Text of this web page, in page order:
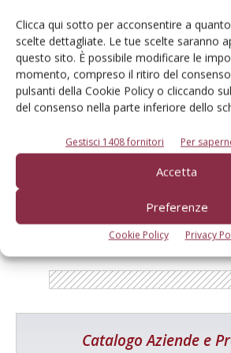
Clicca qui sotto per acconsentire a
scelte dettagliate. Le tue scelte saranno
questo sito. È possibile modificare le
momento, compreso il ritiro del
pulsanti della Cookie Policy o cliccando
del consenso nella parte inferiore dello
Gestisci 1408 fornitori Per
Accetta
Preferenze
Cookie Policy Privacy
Salva il mio nome, email e sito web in
prossima volta che commento.
Catalogo Aziende e